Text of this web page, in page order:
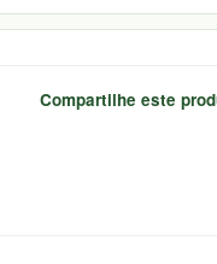
Compartilhe este